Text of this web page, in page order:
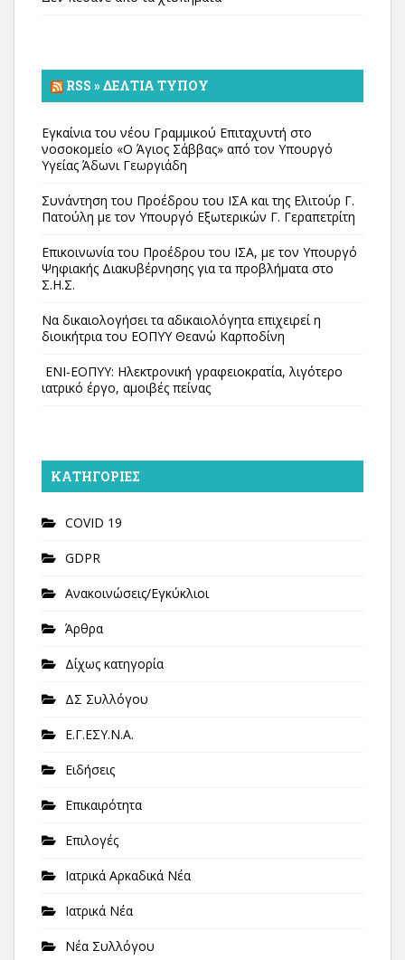
RSS » ΔΕΛΤΊΑ ΤΎΠΟΥ
Εγκαίνια του νέου Γραμμικού Επιταχυντή στο
νοσοκομείο «Ο Άγιος Σάββας» από τον Υπουργό
Υγείας Άδωνι Γεωργιάδη
Συνάντηση του Προέδρου του ΙΣΑ και της Ελιτούρ Γ.
Πατούλη με τον Υπουργό Εξωτερικών Γ. Γεραπετρίτη
Επικοινωνία του Προέδρου του ΙΣΑ, με τον Υπουργό
Ψηφιακής Διακυβέρνησης για τα προβλήματα στο
Σ.Η.Σ.
Να δικαιολογήσει τα αδικαιολόγητα επιχειρεί η
διοικήτρια του ΕΟΠΥΥ Θεανώ Καρποδίνη
ΕΝΙ-ΕΟΠΥΥ: Ηλεκτρονική γραφειοκρατία, λιγότερο
ιατρικό έργο, αμοιβές πείνας
KΑΤΗΓΟΡΊΕΣ
COVID 19
GDPR
Ανακοινώσεις/Εγκύκλιοι
Άρθρα
Δίχως κατηγορία
ΔΣ Συλλόγου
Ε.Γ.ΕΣΥ.Ν.Α.
Ειδήσεις
Επικαιρότητα
Επιλογές
Ιατρικά Αρκαδικά Νέα
Ιατρικά Νέα
Νέα Συλλόγου